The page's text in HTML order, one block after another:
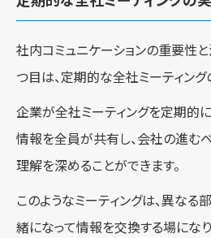
社内コミュニケーションの重要性
つ目は、定期的な全社ミーティング
企業が全社ミーティングを定期的
情報を全員が共有し、会社の進む
理解を深めることができます。
このようなミーティングは、異な
緒になって情報を交換する場にな